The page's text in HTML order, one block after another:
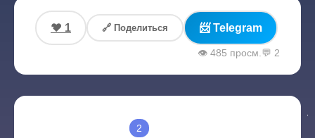
❤️ 1 🔗 Поделиться 📨 Telegram
👁️ 485 просм. 💬 2
2